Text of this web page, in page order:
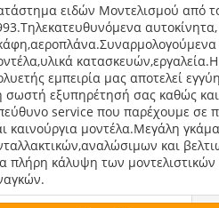
ειδών Μοντελισμού από
αυτοκίνητα,
κατασκευών,εργαλεία.Η
εμπειρία μας αποτελεί
σωστή εξυπηρέτησή σας καθώς και
service που παρέχουμε σε
καινούργια μοντέλα.Μεγάλη γκάμα
και
πλήρη κάλυψη των